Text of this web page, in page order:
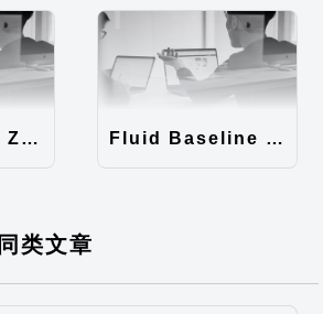
Undistracted Zen主题汉化包 Fluid Baseline Grid主题汉化包
同类文章